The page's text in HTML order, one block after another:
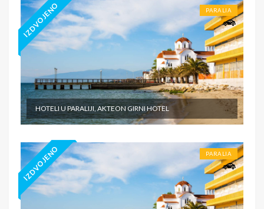
IZDVOJENO PARALIA
HOTELI U PARALIJI, AKTEON GIRNI HOTEL
IZDVOJENO PARALIA